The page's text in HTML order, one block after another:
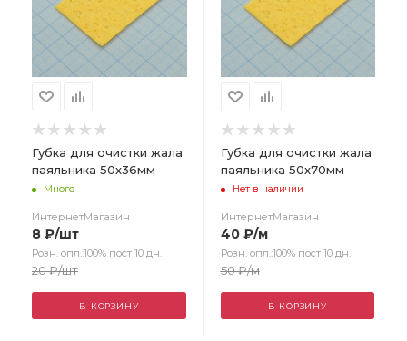
Губка для очистки жала
паяльника 50х36мм
Много
ИнтернетМагазин
8 ₽/шт
Розн. опл.:100% пост 10 дн.
20₽/шт
В КОРЗИНУ
Губка для очистки жала
паяльника 50х70мм
Нет в наличии
ИнтернетМагазин
40₽/м
Розн. опл.:100% пост 10 дн.
50₽/м
В КОРЗИНУ